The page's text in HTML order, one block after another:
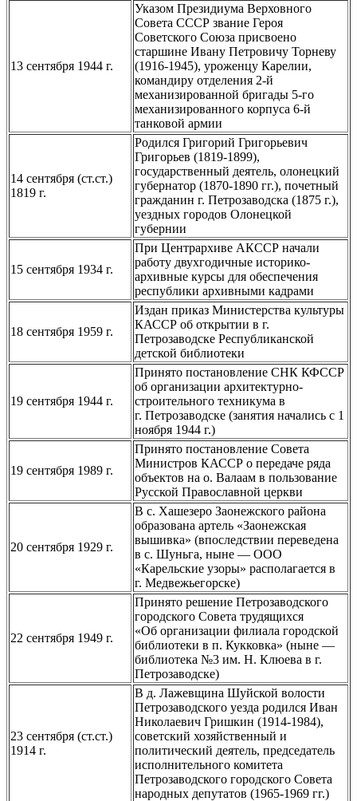
13 сентября 1944 г.
Указом Президиума Верховного
Совета СССР звание Героя
Советского Союза присвоено
старшине Ивану Петровичу Торневу
(1916-1945), уроженцу Карелии,
командиру отделения 2-й
механизированной бригады 5-го
механизированного корпуса 6-й
танковой армии
14 сентября (ст.ст.)
1819 г.
Родился Григорий Григорьевич
Григорьев (1819-1899),
государственный деятель, олонецкий
губернатор (1870-1890 гг.), почетный
гражданин г. Петрозаводска (1875 г.),
уездных городов Олонецкой
губернии
15 сентября 1934 г.
При Центрархиве АКССР начали
работу двухгодичные историко-
архивные курсы для обеспечения
республики архивными кадрами
18 сентября 1959 г.
Издан приказ Министерства культуры
КАССР об открытии в г.
Петрозаводске Республиканской
детской библиотеки
19 сентября 1944 г.
Принято постановление СНК КФССР
об организации архитектурно-
строительного техникума в
г. Петрозаводске (занятия начались с 1
ноября 1944 г.)
19 сентября 1989 г.
Принято постановление Совета
Министров КАССР о передаче ряда
объектов на о. Валаам в пользование
Русской Православной церкви
20 сентября 1929 г.
В с. Хашезеро Заонежского района
образована артель «Заонежская
вышивка» (впоследствии переведена
в с. Шуньга, ныне — ООО
«Карельские узоры» располагается в
г. Медвежьегорске)
22 сентября 1949 г.
Принято решение Петрозаводского
городского Совета трудящихся
«Об организации филиала городской
библиотеки в п. Кукковка» (ныне —
библиотека №3 им. Н. Клюева в г.
Петрозаводске)
23 сентября (ст.ст.)
1914 г.
В д. Лажевщина Шуйской волости
Петрозаводского уезда родился Иван
Николаевич Гришкин (1914-1984),
советский хозяйственный и
политический деятель, председатель
исполнительного комитета
Петрозаводского городского Совета
народных депутатов (1965-1969 гг.)